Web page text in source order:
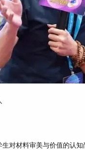
生对材料审美与价值的认